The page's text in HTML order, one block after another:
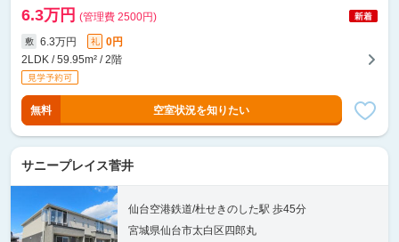
6.3万円 (管理費 2500円)
敷 6.3万円 礼
0円
2LDK / 59.95m² / 2階
無料 空室状況を知りたい
サニープレイス菅井
仙台空港鉄道/杜せきのした駅 歩45分
宮城県仙台市太白区四郎丸